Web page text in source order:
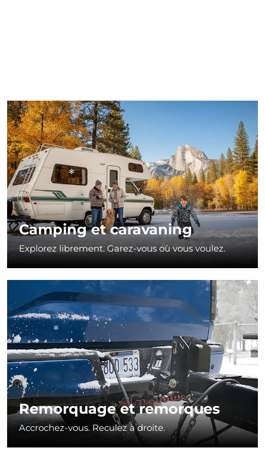
Camping et caravaning
Explorez librement. Garez-vous où vous voulez.
Remorquage et remorques
Accrochez-vous. Reculez à droite.